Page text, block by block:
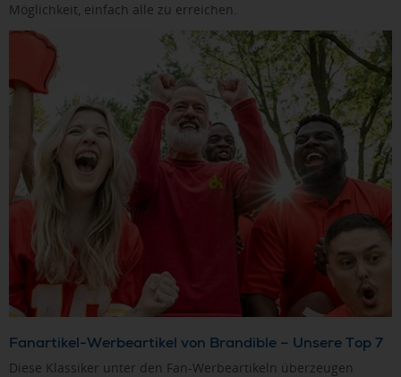
Möglichkeit, einfach alle zu erreichen.
Fanartikel-Werbeartikel von Brandible – Unsere Top 7
Diese Klassiker unter den Fan-Werbeartikeln überzeugen